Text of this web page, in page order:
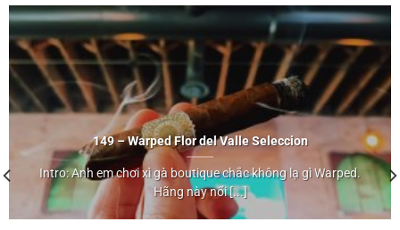
149 – Warped Flor del Valle Seleccion
Intro: Anh em chơi xì gà boutique chắc không lạ gì Warped.
Hãng này nổi [...]